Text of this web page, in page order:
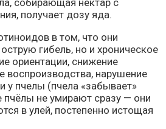
получает дозу яда.
в том, что они
гибель, но и хроническое
ориентации, снижение
воспроизводства, нарушение
у пчелы (пчела «забывает»
пчёлы не умирают сразу — они
в улей, постепенно истощая